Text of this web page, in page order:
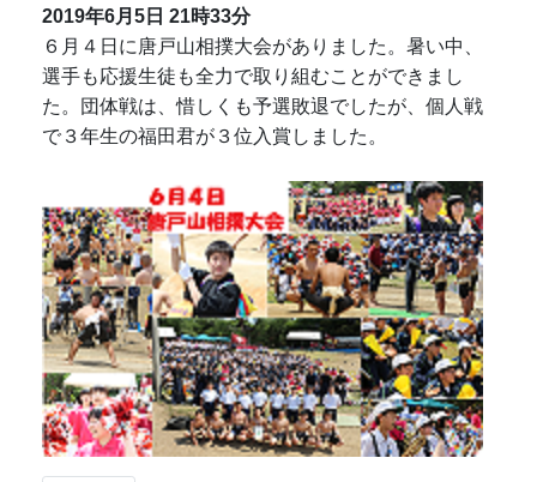
2019年6月5日 21時33分
６月４日に唐戸山相撲大会がありました。暑い中、
選手も応援生徒も全力で取り組むことができまし
た。団体戦は、惜しくも予選敗退でしたが、個人戦
で３年生の福田君が３位入賞しました。